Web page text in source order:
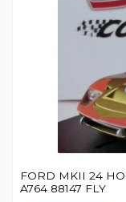
FORD MKII 24
A764 88147 FLY